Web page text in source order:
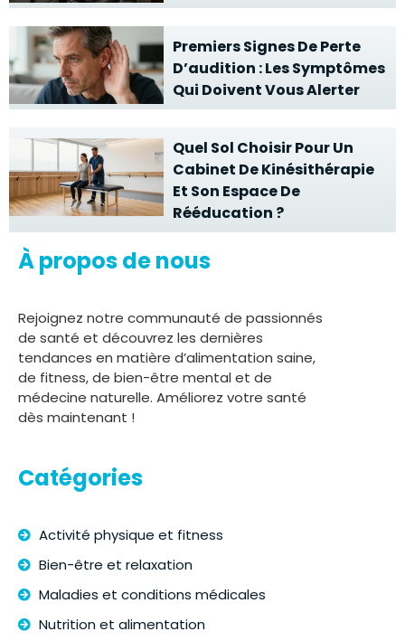
Premiers Signes De Perte
D’audition : Les Symptômes
Qui Doivent Vous Alerter
Quel Sol Choisir Pour Un
Cabinet De Kinésithérapie
Et Son Espace De
Rééducation ?
À propos de nous
Rejoignez notre communauté de passionnés
de santé et découvrez les dernières
tendances en matière d’alimentation saine,
de fitness, de bien-être mental et de
médecine naturelle. Améliorez votre santé
dès maintenant !
Catégories
Activité physique et fitness
Bien-être et relaxation
Maladies et conditions médicales
Nutrition et alimentation